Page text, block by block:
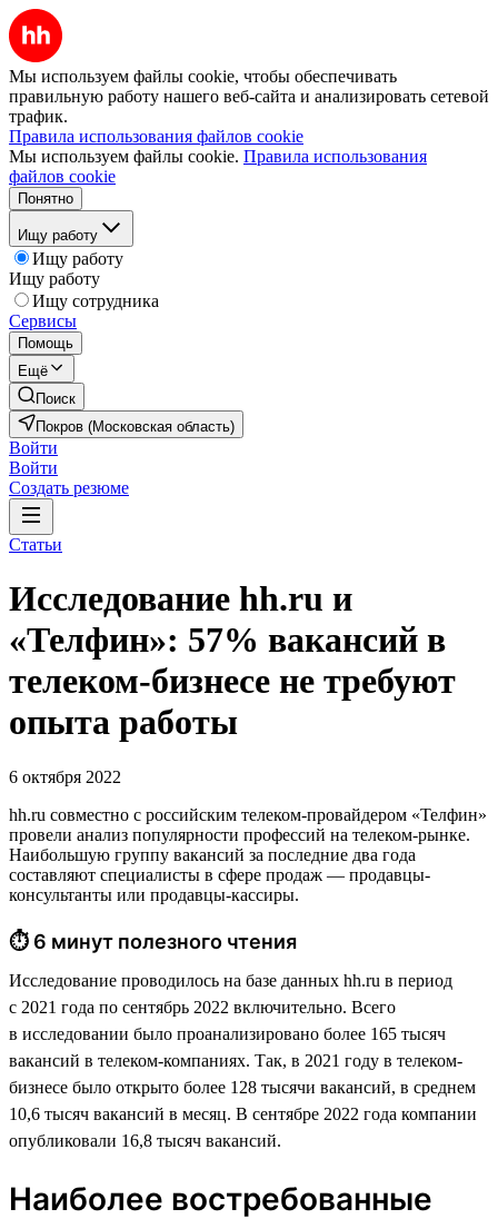
Мы используем файлы cookie, чтобы обеспечивать
правильную работу нашего веб-сайта и анализировать сетевой
трафик.
Правила использования файлов cookie
Мы используем файлы cookie. Правила использования
файлов cookie
Понятно
Ищу работу
Ищу работу
Ищу работу
Ищу сотрудника
Сервисы
Помощь
Ещё
Поиск
Покров (Московская область)
Войти
Войти
Создать резюме
Статьи
Исследование hh.ru и
«Телфин»: 57% вакансий в
телеком-бизнесе не требуют
опыта работы
6 октября 2022
hh.ru совместно с российским телеком-провайдером «Телфин»
провели анализ популярности профессий на телеком-рынке.
Наибольшую группу вакансий за последние два года
составляют специалисты в сфере продаж — продавцы-
консультанты или продавцы-кассиры.
⏱ 6 минут полезного чтения
Исследование проводилось на базе данных hh.ru в период
с 2021 года по сентябрь 2022 включительно. Всего
в исследовании было проанализировано более 165 тысяч
вакансий в телеком-компаниях. Так, в 2021 году в телеком-
бизнесе было открыто более 128 тысячи вакансий, в среднем
10,6 тысяч вакансий в месяц. В сентябре 2022 года компании
опубликовали 16,8 тысяч вакансий.
Наиболее востребованные